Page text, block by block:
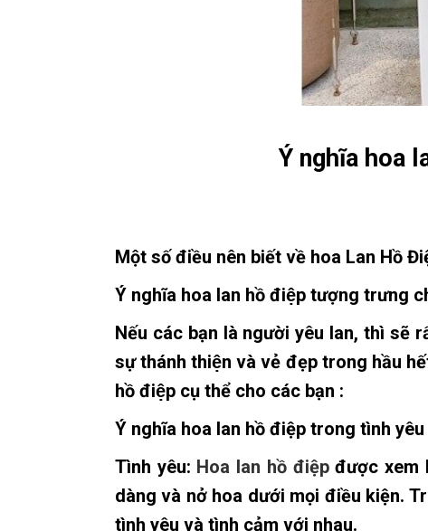
Ý nghĩa hoa
Một số điều nên biết về hoa Lan Hồ
Ý nghĩa hoa lan hồ điệp tượng trưng
Nếu các bạn là người yêu lan, thì sẽ
sự thánh thiện và vẻ đẹp trong hầu
hồ điệp cụ thể cho các bạn :
Ý nghĩa hoa lan hồ điệp trong tình yêu
Tình yêu: Hoa lan hồ điệpđược xem
dàng và nở hoa dưới mọi điều kiện.
tình yêu và tình cảm với nhau.